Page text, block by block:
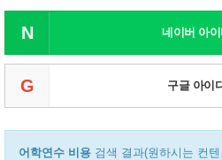
N 네이버 아
G 구글 아이
어학연수 비용 검색 결과(원하시는 컨